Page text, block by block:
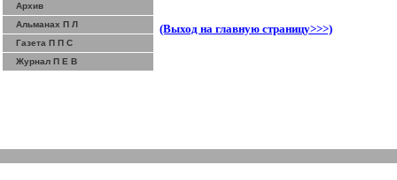
Архив
Альманах П Л
Газета П П С
Журнал П Е В
(Выход на главную страницу>>>)